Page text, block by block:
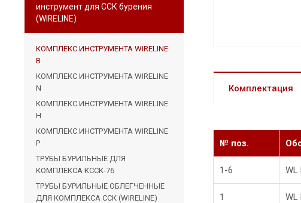
Комплектация
№ поз.
1-6 WL
1 WL
инструмент для ССК бурения
(WIRELINE)
КОМПЛЕКС ИНСТРУМЕНТА WIRELINE
B
КОМПЛЕКС ИНСТРУМЕНТА WIRELINE
N
КОМПЛЕКС ИНСТРУМЕНТА WIRELINE
H
КОМПЛЕКС ИНСТРУМЕНТА WIRELINE
P
ТРУБЫ БУРИЛЬНЫЕ ДЛЯ
КОМПЛЕКСА КССК-76
ТРУБЫ БУРИЛЬНЫЕ ОБЛЕГЧЕННЫЕ
ДЛЯ КОМПЛЕКСА ССК (WIRELINE)